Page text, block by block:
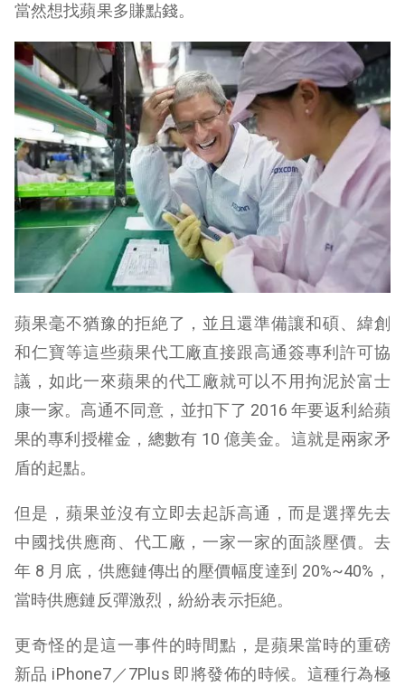
當然想找蘋果多賺點錢。
蘋果毫不猶豫的拒絶了，並且還準備讓和碩、緯創
和仁寶等這些蘋果代工廠直接跟高通簽專利許可協
議，如此一來蘋果的代工廠就可以不用拘泥於富士
康一家。高通不同意，並扣下了 2016 年要返利給蘋
果的專利授權金，總數有 10 億美金。這就是兩家矛
盾的起點。
但是，蘋果並沒有立即去起訴高通，而是選擇先去
中國找供應商、代工廠，一家一家的面談壓價。去
年 8 月底，供應鏈傳出的壓價幅度達到 20%~40%，
當時供應鏈反彈激烈，紛紛表示拒絶。
更奇怪的是這一事件的時間點，是蘋果當時的重磅
新品 iPhone7／7Plus 即將發佈的時候。這種行為極